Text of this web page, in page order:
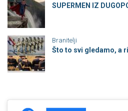
SUPERMEN IZ
Branitelji
Što to svi gledamo, a